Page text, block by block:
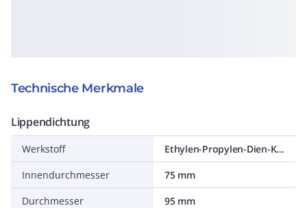
Technische Merkmale
Lippendichtung
Werkstoff
Ethylen-Propylen-Dien-Kautschuk (EPDM)
Innendurchmesser
75 mm
Durchmesser
95 mm